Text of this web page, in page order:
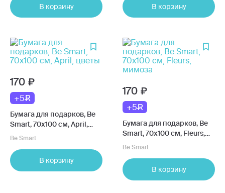
В корзину В корзину
170
+5
Бумага для подарков, Be
Smart, 70х100 см, April,
цветы
Be Smart
В корзину
170
+5
Бумага для подарков, Be
Smart, 70х100 см, Fleurs,
мимоза
Be Smart
В корзину